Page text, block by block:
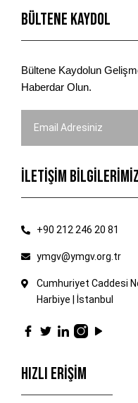
Bültene Kaydol
Bültene Kaydolun
Haberdar Olun.
İLETİŞİM BİLGİLERİMİZ
+90 212 246 20 81
ymgv@ymgv.org.tr
Cumhuriyet Caddesi
Harbiye | İstanbul
HIZLI ERİŞİM